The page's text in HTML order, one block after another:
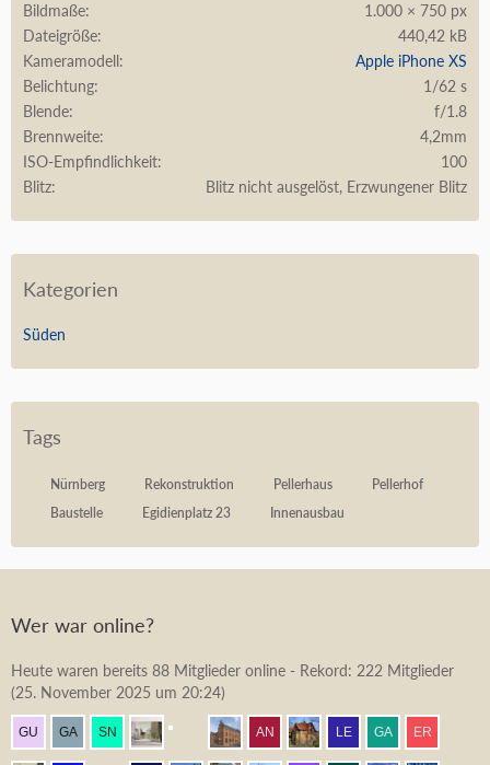
Bildmaße
1.000 × 750 px
Dateigröße
440,42 kB
Kameramodell
Apple iPhone XS
Belichtung
1/62 s
Blende
f/1.8
Brennweite
4,2mm
ISO-Empfindlichkeit
100
Blitz
Blitz nicht ausgelöst, Erzwungener Blitz
Kategorien
Süden
Tags
Nürnberg Rekonstruktion Pellerhaus
Pellerhof
Baustelle
Egidienplatz 23 Innenausbau
Wer war online?
Heute waren bereits 88 Mitglieder online - Rekord: 222 Mitglieder
(25. November 2025 um 20:24)